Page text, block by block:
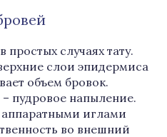
случаях тату.
слои эпидермиса
объем бровок.
пудровое напыление.
аппаратными иглами
во внешний